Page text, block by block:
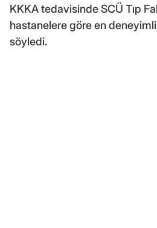
KKKA tedavisinde SCÜ Tıp
hastanelere göre en
söyledi.